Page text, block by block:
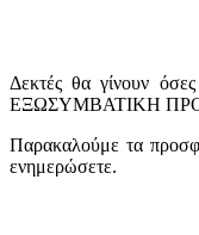
Δεκτές θα γίνουν
ΕΞΩΣΥΜΒΑΤΙΚΗ
Παρακαλούμε τα
ενημερώσετε.